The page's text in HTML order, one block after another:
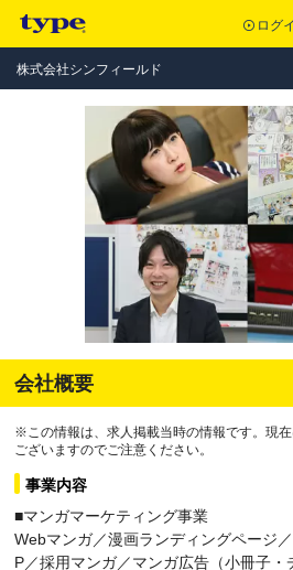
ログ
株式会社シンフィールド
会社概要
※この情報は、求人掲載当時の情報です。現
ございますのでご注意ください。
事業内容
■マンガマーケティング事業
Webマンガ／漫画ランディングページ
P／採用マンガ／マンガ広告（小冊子・